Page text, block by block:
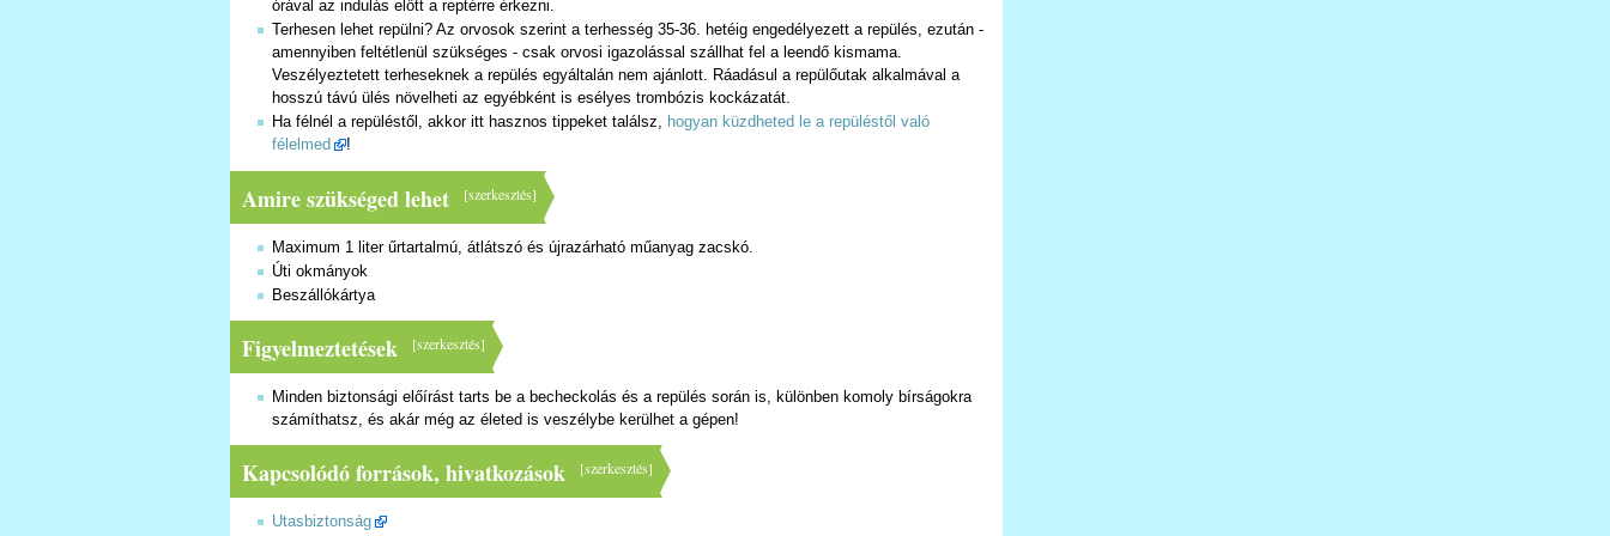
órával az indulás előtt a reptérre érkezni.
Terhesen lehet repülni? Az orvosok szerint a terhesség 35-36. hetéig engedélyezett a repülés, ezután -
amennyiben feltétlenül szükséges - csak orvosi igazolással szállhat fel a leendő kismama.
Veszélyeztetett terheseknek a repülés egyáltalán nem ajánlott. Ráadásul a repülőutak alkalmával a
hosszú távú ülés növelheti az egyébként is esélyes trombózis kockázatát.
Ha félnél a repüléstől, akkor itt hasznos tippeket találsz, hogyan küzdheted le a repüléstől való
félelmed
!
[szerkesztés]
Amire szükséged lehet
Maximum 1 liter űrtartalmú, átlátszó és újrazárható műanyag zacskó.
Úti okmányok
Beszállókártya
[szerkesztés]
Figyelmeztetések
Minden biztonsági előírást tarts be a becheckolás és a repülés során is, különben komoly bírságokra
számíthatsz, és akár még az életed is veszélybe kerülhet a gépen!
[szerkesztés]
Kapcsolódó források, hivatkozások
Utasbiztonság